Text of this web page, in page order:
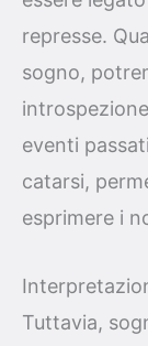
represse.
sogno,
eventi
catarsi,
esprimere i
Tuttavia,